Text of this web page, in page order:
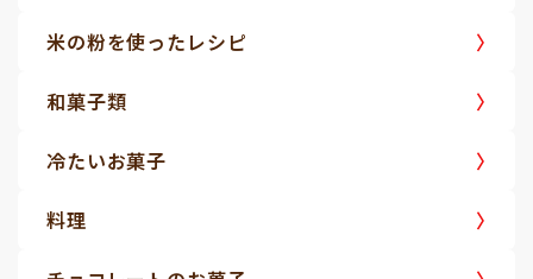
米の粉を使ったレシピ
和菓子類
冷たいお菓子
料理